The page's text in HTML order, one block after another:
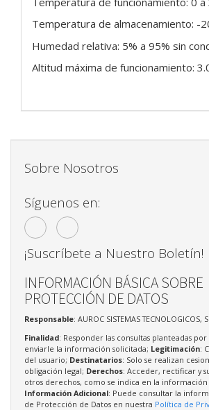
Temperatura de almacenamiento: -
Humedad relativa: 5% a 95% sin
Altitud máxima de funcionamiento:
Sobre Nosotros
Síguenos en:
¡Suscríbete a Nuestro Boletín!
INFORMACIÓN BÁSICA SOBRE
PROTECCIÓN DE DATOS
Responsable: AUROC SISTEMAS TECNOLOGICOS,
Finalidad: Responder las consultas planteadas
enviarle la información solicitada; Legitimación:
del usuario; Destinatarios: Solo se realizan
obligación legal; Derechos: Acceder, rectificar y
otros derechos, como se indica en la
Información Adicional: Puede consultar la
de Protección de Datos en nuestra Política de